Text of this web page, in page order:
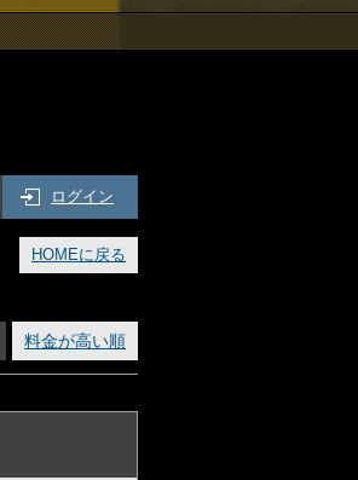
ン一覧
ログイン
HOMEに戻る
料金が高い順